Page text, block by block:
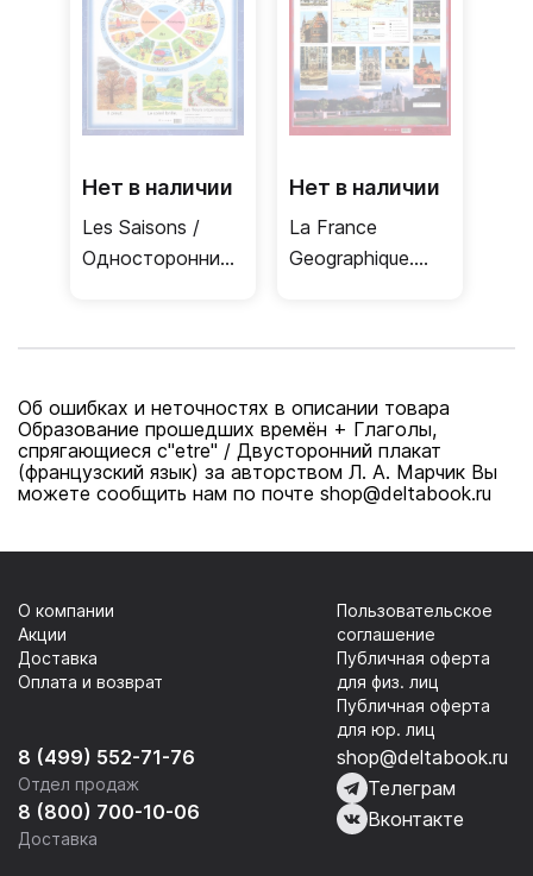
Нет в наличии
Les Saisons /
Односторонний
язык)
Нет в наличии
La France
Geographique.
Двусторонний
Об ошибках и неточностях в описании товара
Образование прошедших времён + Глаголы,
спрягающиеся с"etre" / Двусторонний плакат
(французский язык) за авторством Л. А. Марчик Вы
можете сообщить нам по почте shop@deltabook.ru
8 (499) 552-71-76
Отдел продаж
8 (800) 700-10-06
Доставка
О компании
Акции
Доставка
Оплата и возврат
Пользовательское
соглашение
Публичная оферта
для физ. лиц
Публичная оферта
для юр. лиц
shop@deltabook.ru
Телеграм
Вконтакте